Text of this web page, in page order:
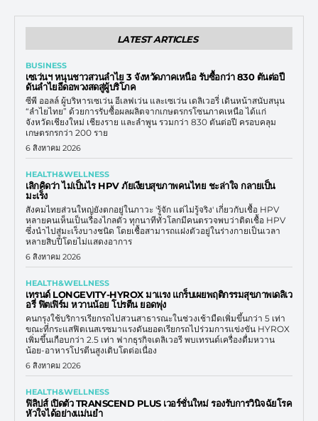
LATEST ARTICLES
BUSINESS
เซเว่นฯ หนุนชาวสวนลำไย 3 จังหวัดภาคเหนือ รับซื้อกว่า 830 ตันต่อปี
ดันลำไยอีดอพวงสดสู่ผู้บริโภค
ซีพี ออลล์ ผู้บริหารเซเว่น อีเลฟเว่น และเซเว่น เดลิเวอรี่ เดินหน้าสนับสนุน
“ลำไยไทย” ด้วยการรับซื้อผลผลิตจากเกษตรกรโซนภาคเหนือ ได้แก่
จังหวัดเชียงใหม่ เชียงราย และลำพูน รวมกว่า 830 ตันต่อปี ครอบคลุม
เกษตรกรกว่า 200 ราย
6 สิงหาคม 2026
HEALTH&WELLNESS
เลิกคิดว่า ไม่เป็นไร HPV ภัยเงียบสุขภาพคนไทย ชะล่าใจ กลายเป็น
มะเร็ง
สังคมไทยส่วนใหญ่ยังตกอยู่ในภาวะ 'รู้จัก แต่ไม่รู้จริง' เกี่ยวกับเชื้อ HPV
หลายคนเห็นเป็นเรื่องไกลตัว ทุกนาทีทั่วโลกมีคนตรวจพบว่าติดเชื้อ HPV
ซึ่งนำไปสู่มะเร็งบางชนิด โดยเชื้อสามารถแฝงตัวอยู่ในร่างกายเป็นเวลา
หลายสิบปีโดยไม่แสดงอาการ
6 สิงหาคม 2026
HEALTH&WELLNESS
เทรนด์ LONGEVITY-HYROX มาแรง แกร็บเผยพฤติกรรมสุขภาพเดลิเว
อรี่ ฟิตเฟิร์ม หวานน้อย โปรตีน ยอดพุ่ง
คนกรุงใช้บริการเรียกรถไปสวนสาธารณะในช่วงเช้ามืดเพิ่มขึ้นกว่า 5 เท่า
ขณะที่กระแสฟิตเนสเรซมาแรงดันยอดเรียกรถไปร่วมการแข่งขัน HYROX
เพิ่มขึ้นเกือบกว่า 2.5 เท่า ฟากธุรกิจเดลิเวอรี พบเทรนด์เครื่องดื่มหวาน
น้อย-อาหารโปรตีนสูงเติบโตต่อเนื่อง
6 สิงหาคม 2026
HEALTH&WELLNESS
ฟิลิปส์ เปิดตัว TRANSCEND PLUS เวอร์ชั่นใหม่ รองรับการวินิจฉัยโรค
หัวใจได้อย่างแม่นยำ